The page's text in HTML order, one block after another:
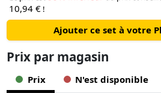
10,94 € !
Ajouter ce set à votre
Prix ​​par magasin
Prix
N'est disponible